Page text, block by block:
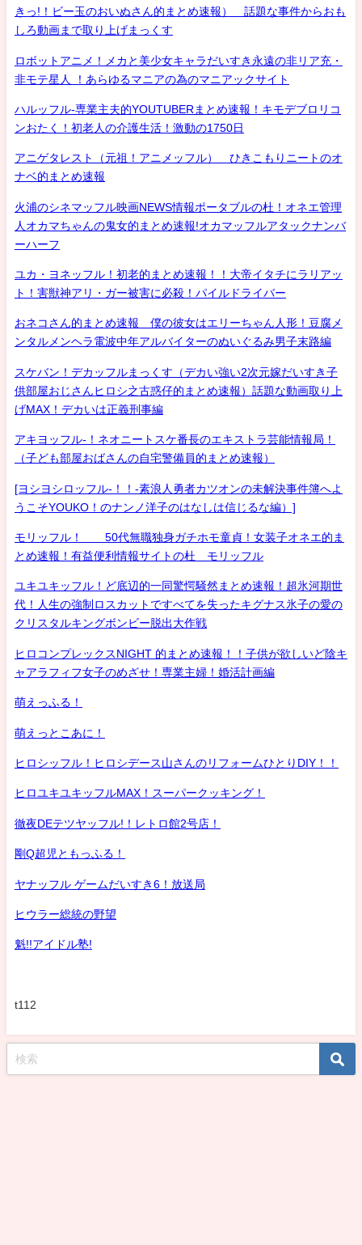
きっ!！ビー玉のおいぬさん的まとめ速報） 話題な事件からおも
しろ動画まで取り上げまっくす
ロボットアニメ！メカと美少女キャラだいすき永遠の非リア充・
非モテ星人 ！あらゆるマニアの為のマニアックサイト
ハルッフル-専業主夫的YOUTUBERまとめ速報！キモデブロリコ
ンおたく！初老人の介護生活！激動の1750日
アニゲタレスト（元祖！アニメッフル） ひきこもりニートのオ
ナベ的まとめ速報
火浦のシネマッフル映画NEWS情報ポータブルの杜！オネエ管理
人オカマちゃんの鬼女的まとめ速報!オカマッフルアタックナンバ
ーハーフ
ユカ・ヨネッフル！初老的まとめ速報！！大帝イタチにラリアッ
ト！害獣神アリ・ガー被害に必殺！パイルドライバー
おネコさん的まとめ速報 僕の彼女はエリーちゃん人形！豆腐メ
ンタルメンヘラ電波中年アルバイターのぬいぐるみ男子末路編
スケバン！デカッフルまっくす（デカい強い2次元嫁だいすき子
供部屋おじさんヒロシ之古惑仔的まとめ速報）話題な動画取り上
げMAX！デカいは正義刑事編
アキヨッフル-！ネオニートスケ番長のエキストラ芸能情報局！
（子ども部屋おばさんの自宅警備員的まとめ速報）
[ヨシヨシロッフル-！！-素浪人勇者カツオンの未解決事件簿へよ
うこそYOUKO！のナンノ洋子のはなしは信じるな編）]
モリッフル！ 50代無職独身ガチホモ童貞！女装子オネエ的ま
とめ速報！有益便利情報サイトの杜 モリッフル
ユキユキッフル！ど底辺的一同驚愕騒然まとめ速報！超氷河期世
代！人生の強制ロスカットですべてを失ったキグナス氷子の愛の
クリスタルキングボンビー脱出大作戦
ヒロコンプレックスNIGHT 的まとめ速報！！子供が欲しいど陰キ
ャアラフィフ女子のめざせ！専業主婦！婚活計画編
萌えっふる！
萌えっとこあに！
ヒロシッフル！ヒロシデース山さんのリフォームひとりDIY！！
ヒロユキユキッフルMAX！スーパークッキング！
徹夜DEテツヤッフル!！レトロ館2号店！
剛Q超児ともっふる！
ヤナッフル ゲームだいすき6！放送局
ヒウラー総統の野望
魁!!アイドル塾!
t112